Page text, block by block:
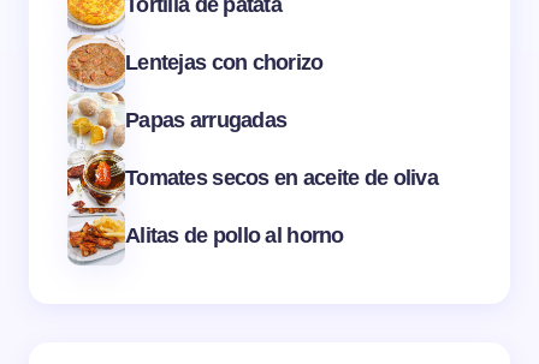
Lentejas con chorizo
Papas arrugadas
Tomates secos en aceite de oliva
Alitas de pollo al horno